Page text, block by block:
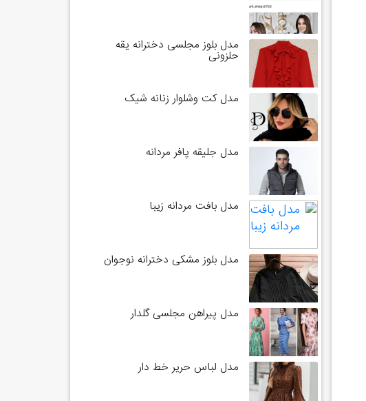
مدل بلوز مجلسی دخترانه یقه
حلزونی
مدل کت وشلوار زنانه شیک
مدل جلیقه پافر مردانه
مدل بافت مردانه زیبا
مدل بلوز مشکی دخترانه نوجوان
مدل پیراهن مجلسی گلدار
مدل لباس حریر خط دار